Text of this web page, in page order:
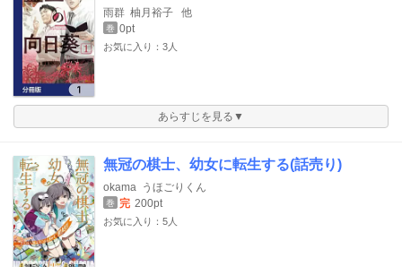
雨群 柚月裕子 他
巻 0pt
お気に入り：3人
あらすじを見る▼
無冠の棋士、幼女に転生する(話売り)
okama うほごりくん
巻 完 200pt
お気に入り：5人